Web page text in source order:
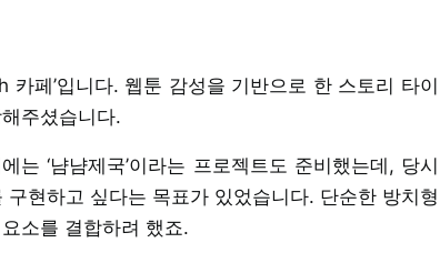
페’입니다. 웹툰 감성을 기반으로 한 스토리 타이
주셨습니다.
는 ‘냠냠제국’이라는 프로젝트도 준비했는데, 당시
구현하고 싶다는 목표가 있었습니다. 단순한 방치형
소를 결합하려 했죠.